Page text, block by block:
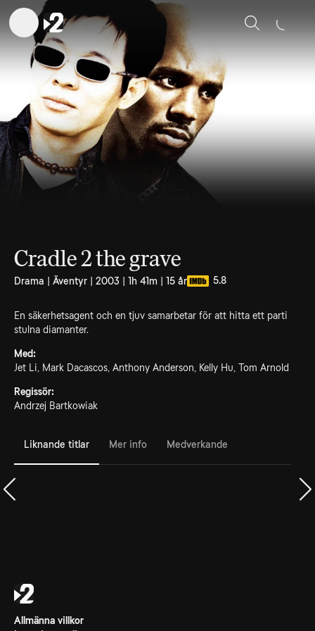
Sök
Cradle 2 the grave
Drama | Äventyr | 2003 | 1h 41m | 15 år 5.8
En säkerhetsagent och en tjuv samarbetar för att hitta ett parti
stulna diamanter.
Med:
Jet Li, Mark Dacascos, Anthony Anderson, Kelly Hu, Tom Arnold
Regissör:
Andrzej Bartkowiak
Liknande titlar Mer info Medverkande
Allmänna villkor